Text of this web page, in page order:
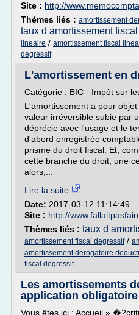
Site : http://
Thèmes liés : amortissement
taux d amortissement fiscal
lineaire / amortissement fiscal
degressif
L'amortissement en
Catégorie : BIC - Impôt sur
L'amortissement a pour
valeur irréversible subie par
déprécie avec l'usage et le
d'abord enregistrée
prisme du droit fiscal. Et,
cette branche du droit, une
alors,...
Lire la suite
Date: 2017-03-12 11:14:49
Site : http://
Thèmes liés : taux d
amortissement fiscal degressif/
amortissement derogatoire
fiscal degressif
Les amortissements
application obligatoire
Vous êtes ici : Accueil »